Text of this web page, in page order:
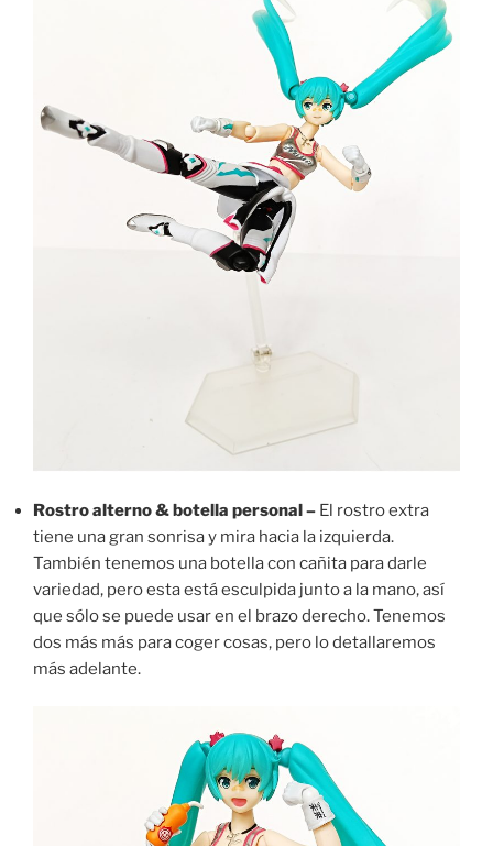
Rostro alterno & botella personal – El rostro extra
tiene una gran sonrisa y mira hacia la izquierda.
También tenemos una botella con cañita para darle
variedad, pero esta está esculpida junto a la mano, así
que sólo se puede usar en el brazo derecho. Tenemos
dos más más para coger cosas, pero lo detallaremos
más adelante.